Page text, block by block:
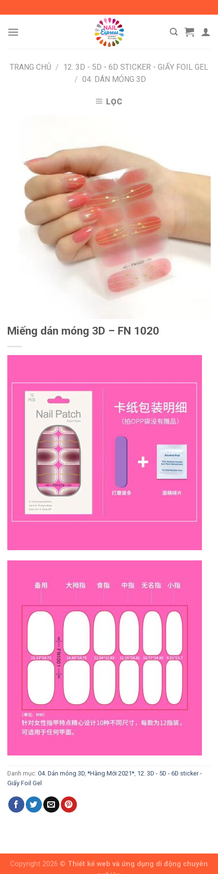
content
TRANG CHỦ / 12. 3D - 5D - 6D STICKER - GIẤY FOIL GEL
/ 04. DÁN MÓNG 3D
LỌC
Miếng dán móng 3D – FN 1020
Danh mục: 04. Dán móng 3D ,*Hàng Mới 2021* 12. 3D - 5D - 6D sticker -
Giấy Foil Gel
Copyright 2026 © Thiết kế web và ứng dụng di động chuyên